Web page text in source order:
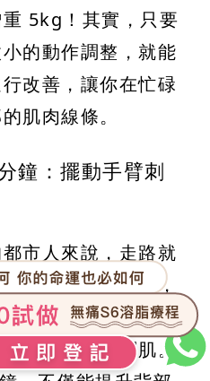
5kg！其實，只要
的動作調整，就能
改善，讓你在忙碌
肌肉線條。
鐘：擺動手臂刺
市人來說，走路就
議在步行過程中，
動的幅度，特別是將
激背部的背闊肌。